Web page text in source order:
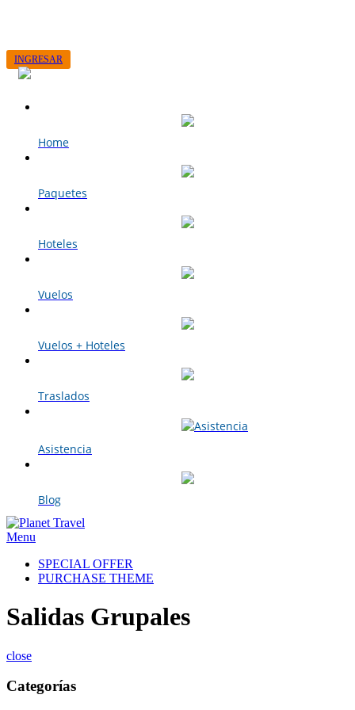
INGRESAR
Home
Paquetes
Hoteles
Vuelos
Vuelos + Hoteles
Traslados
Asistencia
Blog
Menu
SPECIAL OFFER
PURCHASE THEME
Salidas Grupales
close
Categorías